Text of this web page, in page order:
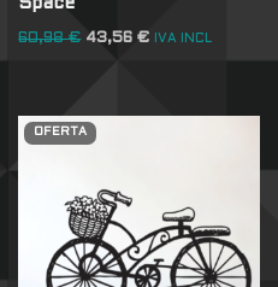
60,98€ 43,56€ IVA INCL
OFERTA